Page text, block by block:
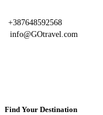
+387648592568
info@GOtravel.com
Find Your Destination